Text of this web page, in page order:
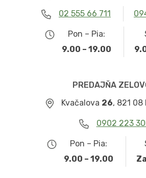
02 555 66 711
Pon – Pia:
9.00 – 19.00
PREDAJŇA
Kvačalova 26, 821
0902 223
Pon – Pia:
9.00 – 19.00